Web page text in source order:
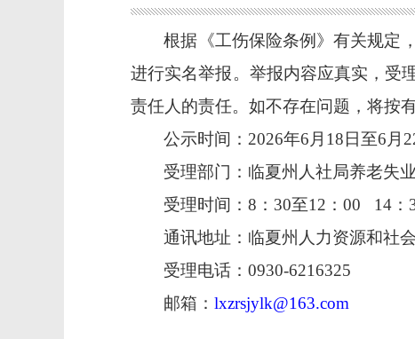
根据《工伤保险条例》有关规定
进行实名举报。 举报内容应真实， 受
责任人的责任。如不存在问题，将按
公示时间： 2026年6 月 18 日至6 月
受理部门：临夏州人社局养老失业
受理时间：8：30至12：00 14：
通讯地址：临夏州人力资源和社
受理电话：0930-6216325
邮箱：lxzrsjylk@163.com